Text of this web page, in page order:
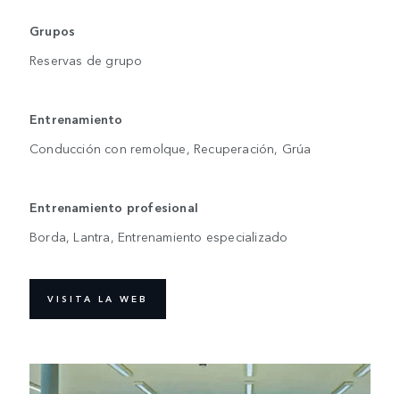
Grupos
Reservas de grupo
Entrenamiento
Conducción con remolque, Recuperación, Grúa
Entrenamiento profesional
Borda, Lantra, Entrenamiento especializado
VISITA LA WEB